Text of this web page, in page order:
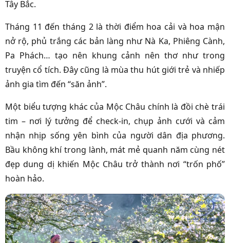
Tây Bắc.
Tháng 11 đến tháng 2 là thời điểm hoa cải và hoa mận
nở rộ, phủ trắng các bản làng như Nà Ka, Phiêng Cành,
Pa Phách… tạo nên khung cảnh nên thơ như trong
truyện cổ tích. Đây cũng là mùa thu hút giới trẻ và nhiếp
ảnh gia tìm đến “săn ảnh”.
Một biểu tượng khác của Mộc Châu chính là đồi chè trái
tim – nơi lý tưởng để check-in, chụp ảnh cưới và cảm
nhận nhịp sống yên bình của người dân địa phương.
Bầu không khí trong lành, mát mẻ quanh năm cùng nét
đẹp dung dị khiến Mộc Châu trở thành nơi “trốn phố”
hoàn hảo.